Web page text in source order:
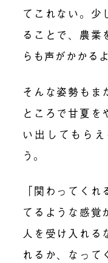
てこれない。少
ることで、農業
らも声がかかる
そんな姿勢もま
ところで甘夏を
い出してもら
う。
「関わってく
てるような感覚
人を受け入れる
れるか、なって